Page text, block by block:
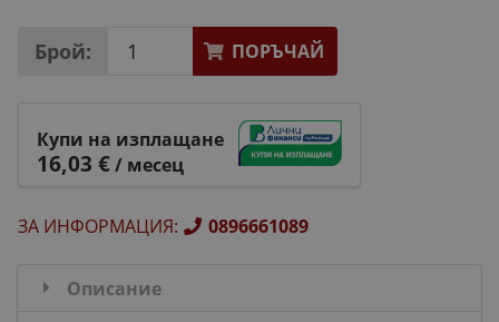
Брой: ПОРЪЧАЙ
Купи на изплащане
16,03 €/ месец
ЗА ИНФОРМАЦИЯ: 0896661089
Описание